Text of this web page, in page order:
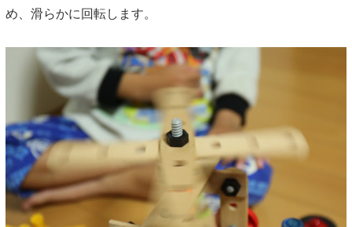
め、滑らかに回転します。